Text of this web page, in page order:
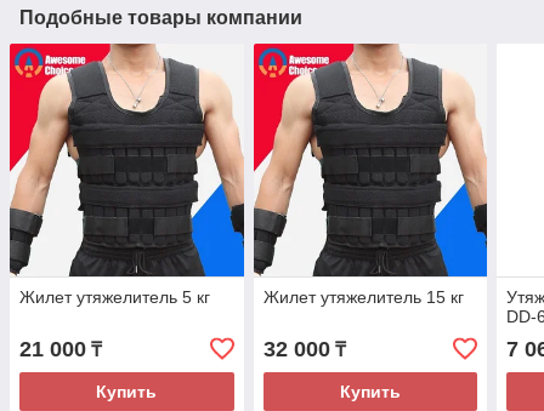
Подобные товары компании
Жилет утяжелитель 5 кг
21 000 ₸
Купить
Жилет утяжелитель 15 кг
32 000₸
Купить
DD-
7